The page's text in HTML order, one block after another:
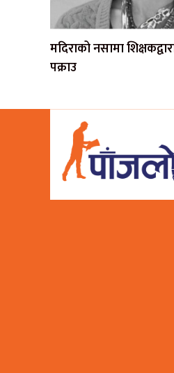
मदिराको नसामा
पक्राउ